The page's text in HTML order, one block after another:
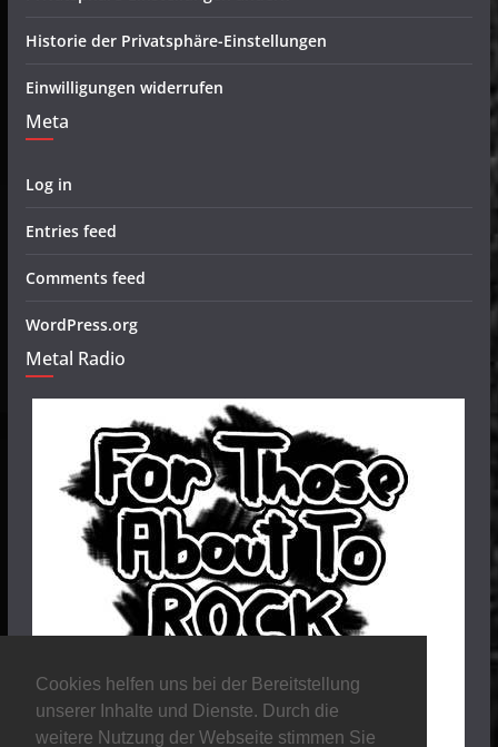
Cookies helfen uns bei der Bereitstellung
unserer Inhalte und Dienste. Durch die
weitere Nutzung der Webseite stimmen Sie
Historie der Privatsphäre-Einstellungen
Einwilligungen widerrufen
Meta
Log in
Entries feed
Comments feed
WordPress.org
Metal Radio